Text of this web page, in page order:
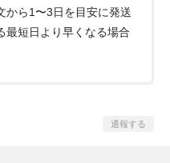
ら1〜3日を目安に発送
最短日より早くなる場合
通報する